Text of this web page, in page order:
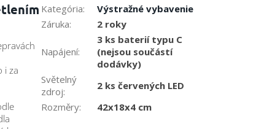
i za
Kategória:
Výstražné vybavenie
Záruka: 2 roky
Napájení:
3 ks baterií typu C
(nejsou součástí
dodávky)
Světelný
zdroj:
2 ks červených LED
Rozměry: 42x18x4 cm